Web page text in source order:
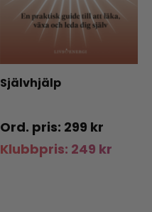
Självhjälp
299 kr
Klubbpris: 249 kr